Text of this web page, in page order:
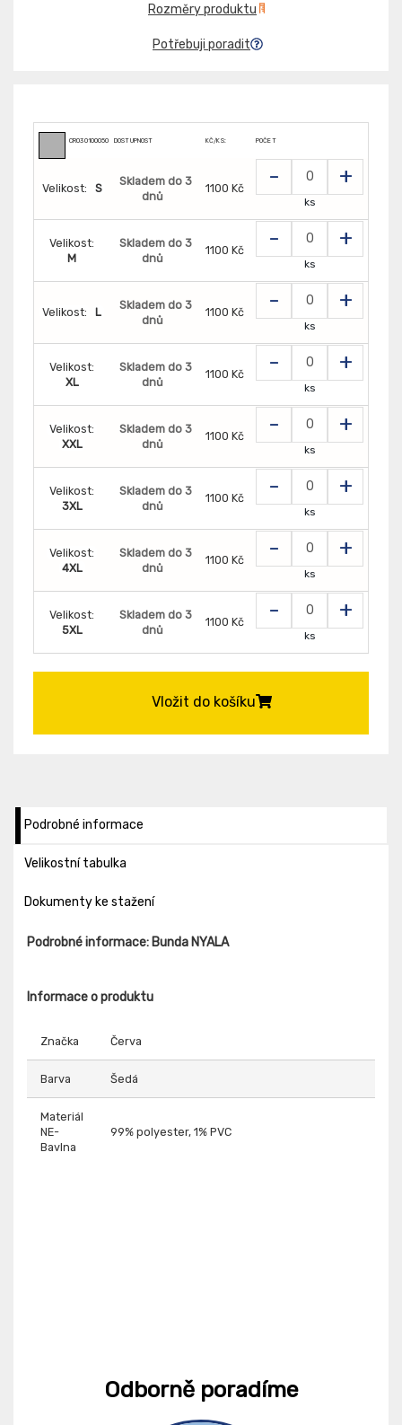
Rozměry produktu
Potřebuji poradit
CR0301000500 DOSTUPNOST KČ/KS: POČET
Velikost: S
Skladem do 3
dnů
1100 Kč - +
ks
Velikost:
M
Skladem do 3
dnů
1100 Kč - +
ks
Velikost: L
Skladem do 3
dnů
1100 Kč - +
ks
Velikost:
XL
Skladem do 3
dnů
1100 Kč - +
ks
Velikost:
XXL
Skladem do 3
dnů
1100 Kč - +
ks
Velikost:
3XL
Skladem do 3
dnů
1100 Kč - +
ks
Velikost:
4XL
Skladem do 3
dnů
1100 Kč - +
ks
Velikost:
5XL
Skladem do 3
dnů
1100 Kč - +
ks
Vložit do košíku
Podrobné informace
Velikostní tabulka
Dokumenty ke stažení
Podrobné informace: Bunda NYALA
Informace o produktu
Značka Červa
Barva Šedá
Materiál
NE-
Bavlna
99% polyester, 1% PVC
Odborně poradíme